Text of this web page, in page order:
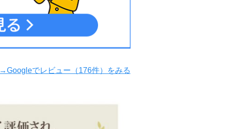
→Googleでレビュー（176件）をみる